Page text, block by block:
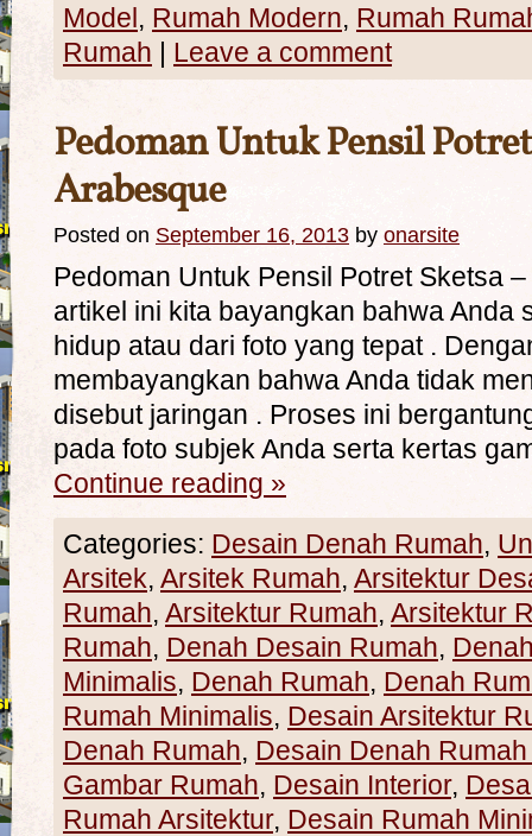
Model, Rumah Modern, Rumah
Rumah | Leave a comment
Pedoman Untuk Pensil
Arabesque
Posted on September 16, 2013 by onarsite
Pedoman Untuk Pensil Potret Sketsa
artikel ini kita bayangkan bahwa Anda
hidup atau dari foto yang tepat .
membayangkan bahwa Anda tidak
disebut jaringan . Proses ini
pada foto subjek Anda serta kertas
Continue reading »
Categories: Desain Denah Rumah,
Arsitek, Arsitek Rumah, Arsitektur
Rumah, Arsitektur Rumah, Arsitektur
Rumah, Denah Desain Rumah,
Minimalis, Denah Rumah, Denah
Rumah Minimalis, Desain Arsitektur
Denah Rumah, Desain Denah
Gambar Rumah, Desain Interior,
Rumah Arsitektur, Desain Rumah